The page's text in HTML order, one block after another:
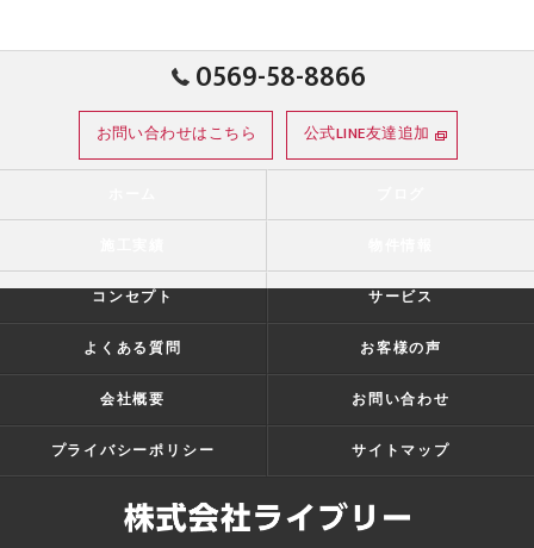
0569-58-8866
お問い合わせはこちら 公式LINE友達追加
コンセプト サービス
よくある質問 お客様の声
会社概要 お問い合わせ
プライバシーポリシー サイトマップ